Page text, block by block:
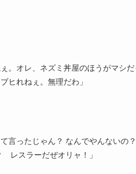
。オレ、ネズミ丼屋のほうがマシ
ヒれねぇ。無理だわ」
言ったじゃん？ なんでやんないの
レスラーだぜオリャ！」